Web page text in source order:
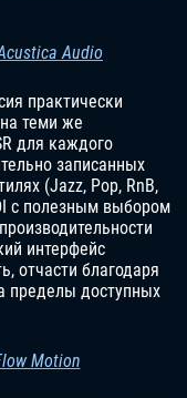
Audio
практически
теми же
для каждого
записанных
(Jazz, Pop, RnB,
с полезным выбором
интерфейс
отчасти благодаря
пределы доступных
Motion